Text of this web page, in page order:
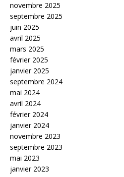
novembre 2025
septembre 2025
juin 2025
avril 2025
mars 2025
février 2025
janvier 2025
septembre 2024
mai 2024
avril 2024
février 2024
janvier 2024
novembre 2023
septembre 2023
mai 2023
janvier 2023